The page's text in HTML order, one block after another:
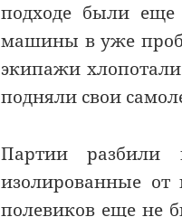
подходе были еще
машины в уже
экипажи
подняли свои
Партии разбили
изолированные
полевиков еще не